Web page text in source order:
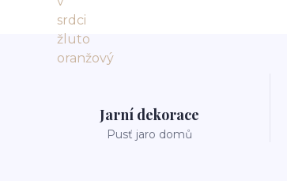
Jarní dekorace
Pusť jaro domů